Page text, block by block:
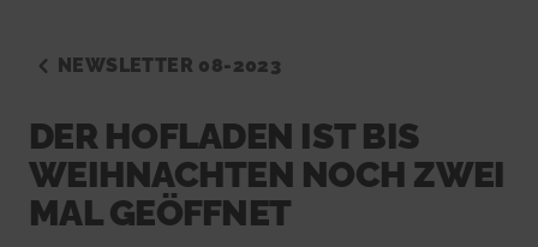
NEWSLETTER 08-2023
DER HOFLADEN IST BIS
WEIHNACHTEN NOCH ZWEI
MAL GEÖFFNET